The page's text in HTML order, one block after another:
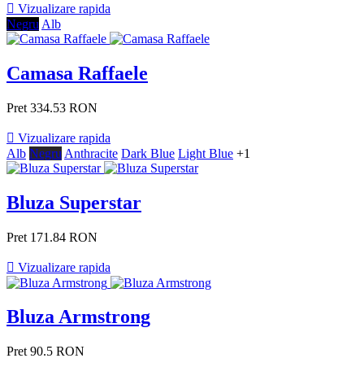
 Vizualizare rapida
Negru Alb
Camasa Raffaele
Pret 334.53 RON
 Vizualizare rapida
Alb Negru Anthracite Dark Blue Light Blue +1
Bluza Superstar
Pret 171.84 RON
 Vizualizare rapida
Bluza Armstrong
Pret 90.5 RON